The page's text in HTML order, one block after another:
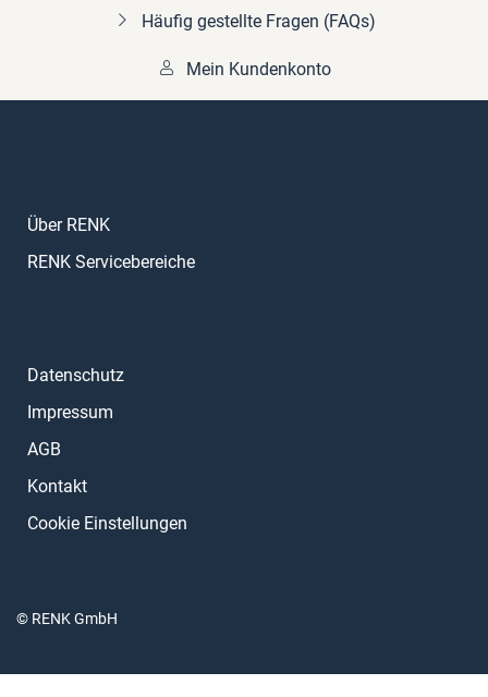
Häufig gestellte Fragen (FAQs)
Mein Kundenkonto
Über RENK
RENK Servicebereiche
Datenschutz
Impressum
AGB
Kontakt
Cookie Einstellungen
© RENK GmbH